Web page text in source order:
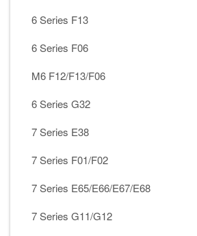
6 Series F13
6 Series F06
M6 F12/F13/F06
6 Series G32
7 Series E38
7 Series F01/F02
7 Series E65/E66/E67/E68
7 Series G11/G12